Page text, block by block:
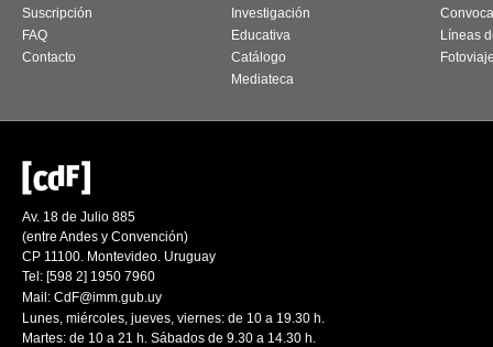
Suscripción
FAQ
Contacto
Investigación
Educativa
Catálogo
Mediateca
Líneas
Av. 18 de Julio 885
(entre Andes y Convención)
CP 11100. Montevideo. Uruguay
Tel: [598 2] 1950 7960
Mail: CdF@imm.gub.uy
Lunes, miércoles, jueves, viernes: de 10 a 19.30 h.
Martes: de 10 a 21 h. Sábados de 9.30 a 14.30 h.